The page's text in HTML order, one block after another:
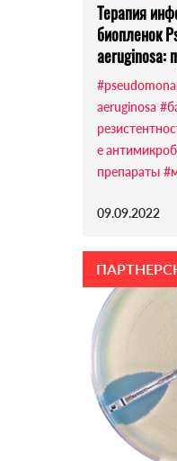
Терапия
биопленок
aeruginosa:
aeruginosa
е
препараты
09.09.2022